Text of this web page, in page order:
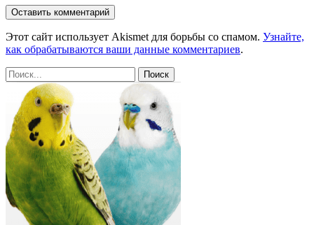
Этот сайт использует Akismet для борьбы со спамом. Узнайте,
как обрабатываются ваши данные комментариев.